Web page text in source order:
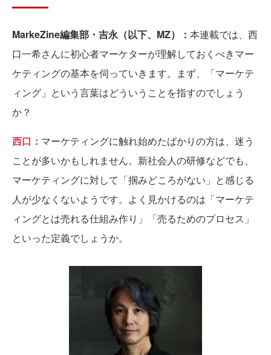
MarkeZine編集部・吉永（以下、MZ）： 本連載では、西
口一希さんに初心者マーケターが理解しておくべきマー
ケティングの基本を伺っていきます。まず、「マーケテ
ィング」という言葉はどういうことを指すのでしょう
か？
西口： マーケティングに触れ始めたばかりの方は、迷う
ことが多いかもしれません。新社会人の研修などでも、
マーケティングに対して「掴みどころがない」と感じる
人が少なくないようです。よく見かけるのは「マーケテ
ィングとは売れる仕組み作り」「売るためのプロセス」
といった定義でしょうか。